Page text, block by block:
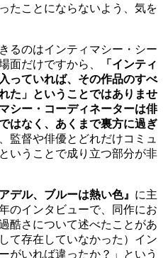
たことにならないよう、気を
るのはインティマシー・シー
面だけですから、
「インティ
っていれば、その作品のすべ
た」ということではありませ
シー・コーディネーターは俳
はなく、あくまで裏方に過ぎ
監督や俳優とどれだけコミュ
いうことで成り立つ部分が非
アデル、ブルーは熱い色』 に主
のインタビューで、同作にお
酷さについて述べたことがあ
て存在していなかった）イン
がいれば違ったか？」という